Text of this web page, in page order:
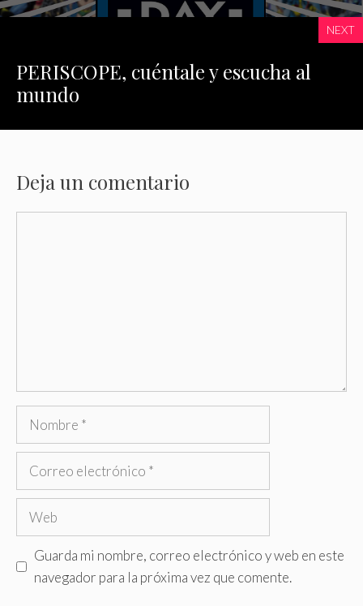
NEXT
PERISCOPE, cuéntale y escucha al
mundo
Deja un comentario
Nombre
Correo
Web
Guarda mi nombre, correo electrónico y web en este
navegador para la próxima vez que comente.